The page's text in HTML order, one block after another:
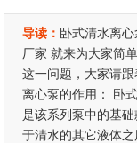
导读： 卧式清水离
厂家 就来为大家简
这一问题，大家请
离心泵的作用： 卧
是该系列泵中的基
于清水的其它液体